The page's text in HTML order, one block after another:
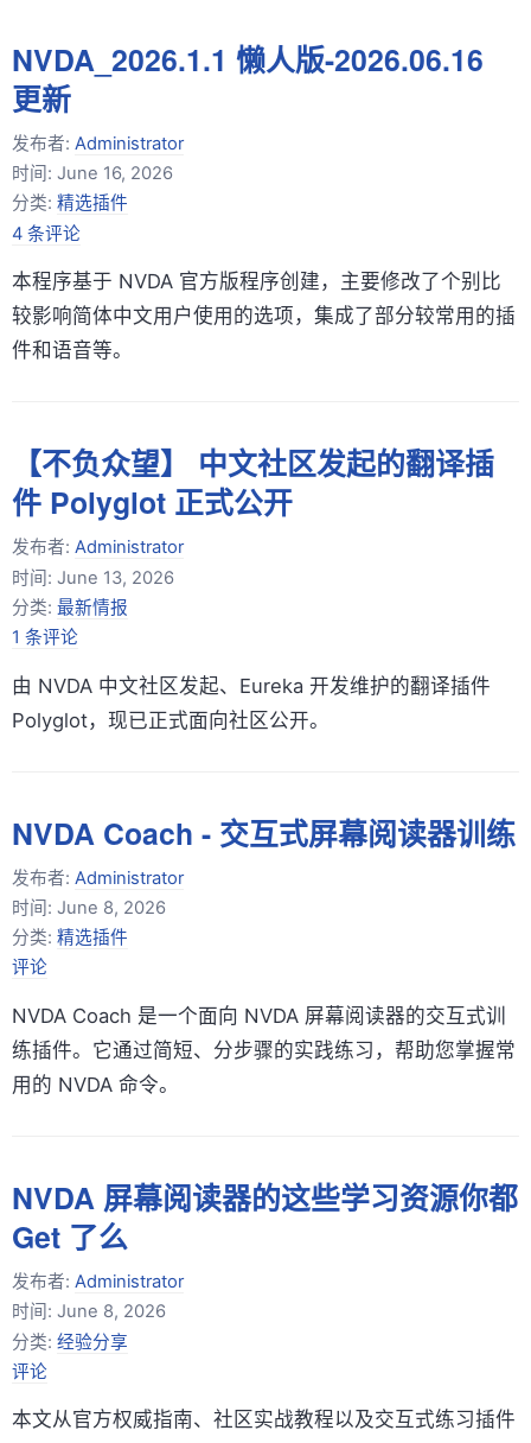
NVDA_2026.1.1 懒人版-2026.06.16
更新
发布者: Administrator
时间: June 16, 2026
分类: 精选插件
4 条评论
本程序基于 NVDA 官方版程序创建，主要修改了个别比
较影响简体中文用户使用的选项，集成了部分较常用的插
件和语音等。
【不负众望】 中文社区发起的翻译插
件 Polyglot 正式公开
发布者: Administrator
时间: June 13, 2026
分类: 最新情报
1 条评论
由 NVDA 中文社区发起、Eureka 开发维护的翻译插件
Polyglot，现已正式面向社区公开。
NVDA Coach - 交互式屏幕阅读器训练
发布者: Administrator
时间: June 8, 2026
分类: 精选插件
评论
NVDA Coach 是一个面向 NVDA 屏幕阅读器的交互式训
练插件。它通过简短、分步骤的实践练习，帮助您掌握常
用的 NVDA 命令。
NVDA 屏幕阅读器的这些学习资源你都
Get 了么
发布者: Administrator
时间: June 8, 2026
分类: 经验分享
评论
本文从官方权威指南、社区实战教程以及交互式练习插件